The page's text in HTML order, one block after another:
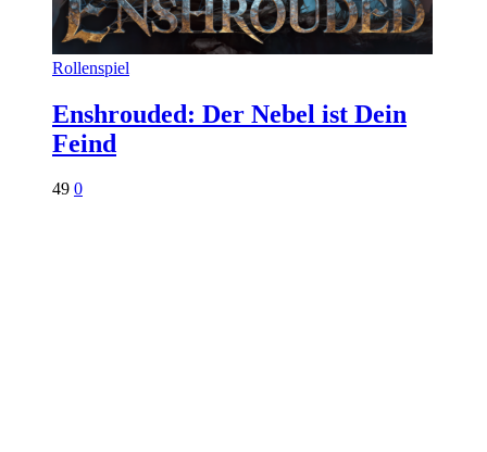
Rollenspiel
Enshrouded: Der Nebel ist Dein
Feind
49 0